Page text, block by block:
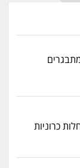
כרוניות